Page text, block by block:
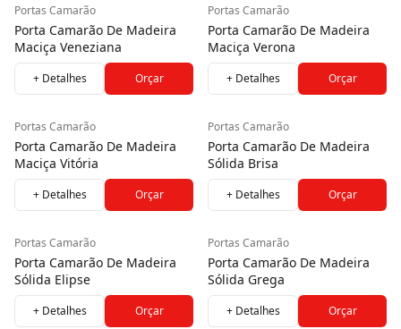
Portas Camarão
Porta Camarão De Madeira
Maciça Veneziana
+ Detalhes Orçar
Portas Camarão
Porta Camarão De Madeira
Maciça Verona
+ Detalhes Orçar
Portas Camarão
Porta Camarão De Madeira
Maciça Vitória
+ Detalhes Orçar
Portas Camarão
Porta Camarão De Madeira
Sólida Brisa
+ Detalhes Orçar
Portas Camarão
Porta Camarão De Madeira
Sólida Elipse
+ Detalhes Orçar
Portas Camarão
Porta Camarão De Madeira
Sólida Grega
+ Detalhes Orçar